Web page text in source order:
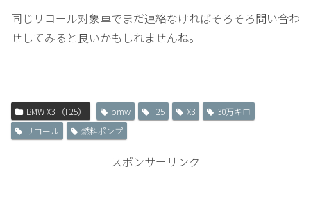
同じリコール対象車でまだ連絡なければそろそろ問い合わ
せしてみると良いかもしれませんね。
BMW X3 （F25） bmw F25 X3
30万キロ
リコール
燃料ポンプ
スポンサーリンク